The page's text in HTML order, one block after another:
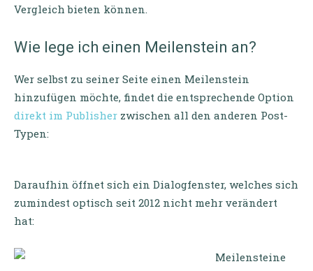
Vergleich bieten können.
Wie lege ich einen Meilenstein an?
Wer selbst zu seiner Seite einen Meilenstein
hinzufügen möchte, findet die entsprechende Option
direkt im Publisher zwischen all den anderen Post-
Typen:
Daraufhin öffnet sich ein Dialogfenster, welches sich
zumindest optisch seit 2012 nicht mehr verändert
hat: